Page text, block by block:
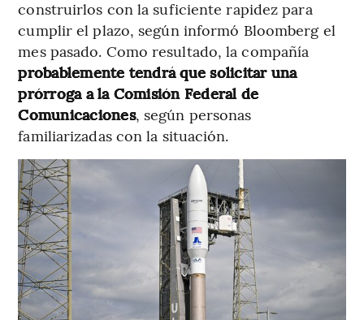
construirlos con la suficiente rapidez para
cumplir el plazo, según informó Bloomberg el
mes pasado. Como resultado, la compañía
probablemente tendrá que solicitar una
prórroga a la Comisión Federal de
Comunicaciones, según personas
familiarizadas con la situación.